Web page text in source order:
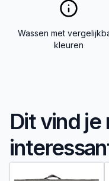
Wassen met
kleuren
Dit vind je